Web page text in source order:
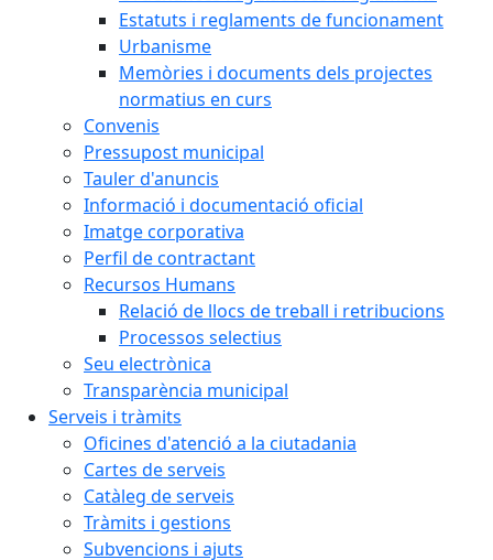
Estatuts i reglaments de funcionament
Urbanisme
Memòries i documents dels projectes
normatius en curs
Convenis
Pressupost municipal
Tauler d'anuncis
Informació i documentació oficial
Imatge corporativa
Perfil de contractant
Recursos Humans
Relació de llocs de treball i retribucions
Processos selectius
Seu electrònica
Transparència municipal
Serveis i tràmits
Oficines d'atenció a la ciutadania
Cartes de serveis
Catàleg de serveis
Tràmits i gestions
Subvencions i ajuts